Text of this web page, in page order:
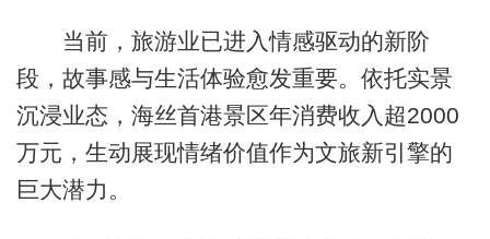
当前，旅游业已进入情感驱动的新阶
段，故事感与生活体验愈发重要。依托实景
沉浸业态，海丝首港景区年消费收入超2000
万元，生动展现情绪价值作为文旅新引擎的
巨大潜力。